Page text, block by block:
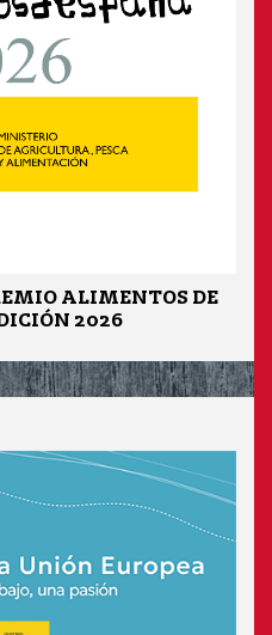
ALIMENTOS DE
2026